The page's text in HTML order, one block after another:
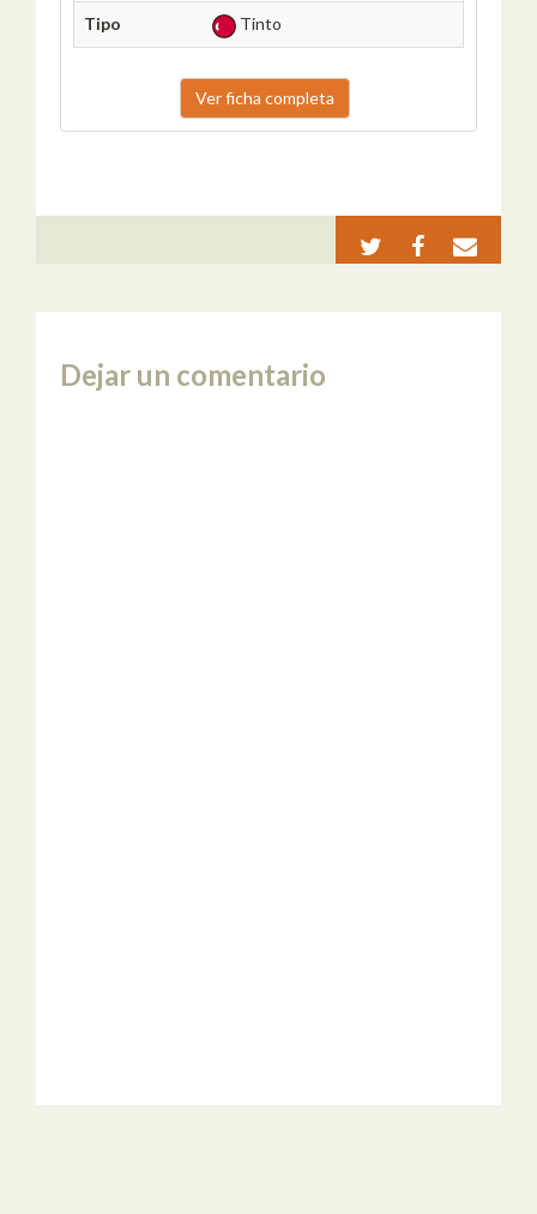
Tipo Tinto
Ver ficha completa
Dejar un comentario